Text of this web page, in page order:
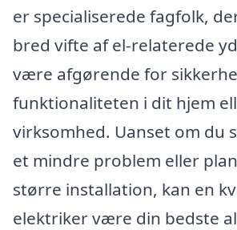
er specialiserede fagfolk,
bred vifte af el-relaterede
være afgørende for
funktionaliteten i dit hjem
virksomhed. Uanset om du
et mindre problem eller
større installation, kan en
elektriker være din bedste